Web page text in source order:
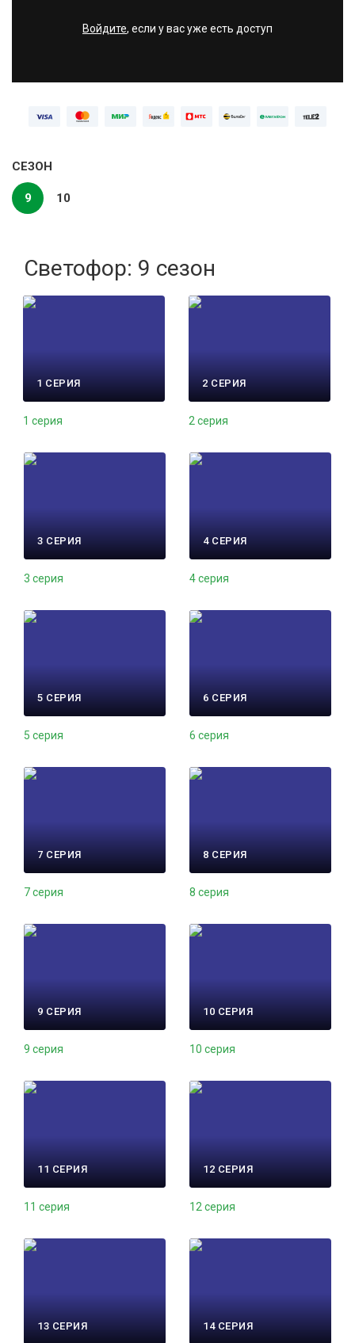
Войдите, если у вас уже есть доступ
СЕЗОН
9 10
Светофор: 9 сезон
1 СЕРИЯ
1 серия
2 СЕРИЯ
2 серия
3 СЕРИЯ
3 серия
4 СЕРИЯ
4 серия
5 СЕРИЯ
5 серия
6 СЕРИЯ
6 серия
7 СЕРИЯ
7 серия
8 СЕРИЯ
8 серия
9 СЕРИЯ
9 серия
10 СЕРИЯ
10 серия
11 СЕРИЯ
11 серия
12 СЕРИЯ
12 серия
13 СЕРИЯ 14 СЕРИЯ